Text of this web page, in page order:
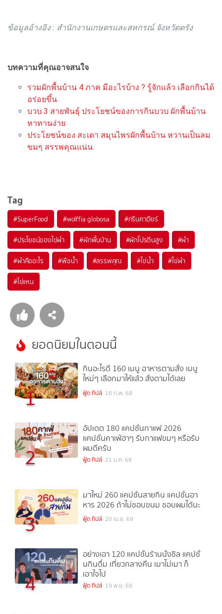
ข้อมูลอ้างอิง : สำนักงานเกษตรและสหกรณ์ จังหวัดตรัง
บทความที่คุณอาจสนใจ
รวมผักพื้นบ้าน 4 ภาค มีอะไรบ้าง ? รู้จักแล้ว เลือกกินได้
อร่อยขึ้น
บวบ 3 สายพันธุ์ ประโยชน์ของการกินบวบ ผักพื้นบ้าน
หาทานง่าย
ประโยชน์ของ สะเดา สมุนไพรผักพื้นบ้าน หวานเป็นลม
ขมๆ สรรพคุณแน่น
Tag
#SuperFood #wolffia globosa #กรีนคาเวียร์
#ประโยชน์ของไข่ผำ #ผักพื้นบ้าน #ผักโปรตีนสูง #ผำ
#ผำคืออะไร #พืชน้ำ #สรรพคุณ #ไข่น้ำ #ไข่ผำ
#ไข่แหน
ยอดนิยมในตอนนี้
1
กินอะไรดี 160 เมนู อาหารตามสั่ง เมนู
ใหม่ๆ เลือกมาให้แล้ว สั่งตามได้เลย
ฟู้ด ทิปส์ 18 ก.พ. 68
2
อัปเดต 180 แคปชั่นกาแฟ 2026
แคปชั่นคาเฟ่ฮาๆ รับกาแฟขมๆ หรือรับ
ผมดีครับ
ฟู้ด ทิปส์ 21 ม.ค. 68
3
มาใหม่ 260 แคปชั่นสายกิน แคปชั่นอา
หาร 2026 ถ้าไม่ชอบขนม ชอบผมได้นะ
ฟู้ด ทิปส์ 20 เม.ย. 69
4
อย่างเอา 120 แคปชั่นร้านนั่งชิล แคปชั่
นกินดื่ม เที่ยวกลางคืน เมาไม่เมา ก็
เอาใจไป
ฟู้ด ทิปส์ 19 พ.ย. 68